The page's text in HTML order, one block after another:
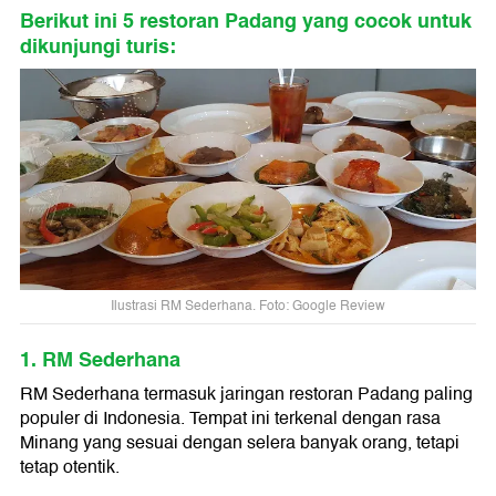
Berikut ini 5 restoran Padang yang cocok untuk
dikunjungi turis:
Ilustrasi RM Sederhana. Foto: Google Review
1. RM Sederhana
RM Sederhana termasuk jaringan restoran Padang paling
populer di Indonesia. Tempat ini terkenal dengan rasa
Minang yang sesuai dengan selera banyak orang, tetapi
tetap otentik.